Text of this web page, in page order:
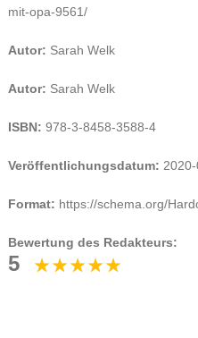
mit-opa-9561/
Autor: Sarah Welk
Autor: Sarah Welk
ISBN: 978-3-8458-3588-4
Veröffentlichungsdatum:
Format: https://schema.org/
Bewertung des Redakteurs:
5